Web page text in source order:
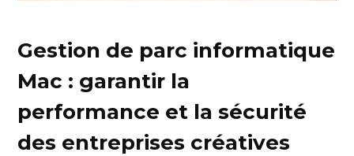
Gestion de parc informatique
Mac : garantir la
performance et la sécurité
des entreprises créatives